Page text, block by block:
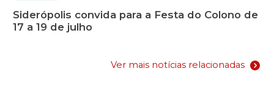
Siderópolis convida para a Festa do Colono de
17 a 19 de julho
Ver mais notícias relacionadas